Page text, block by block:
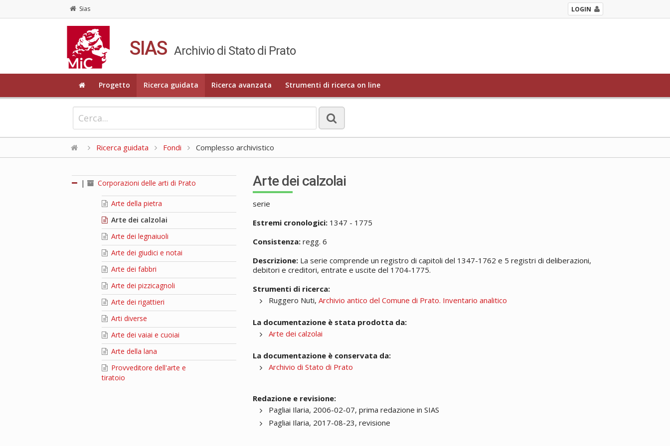
Sias LOGIN
SIAS Archivio di Stato di Prato
Progetto Ricerca guidata Ricerca avanzata Strumenti di ricerca on line
Ricerca guidata Fondi Complesso archivistico
| Corporazioni delle arti di Prato
Arte della pietra
Arte dei calzolai
Arte dei legnaiuoli
Arte dei giudici e notai
Arte dei fabbri
Arte dei pizzicagnoli
Arte dei rigattieri
Arti diverse
Arte dei vaiai e cuoiai
Arte della lana
Provveditore dell'arte e
tiratoio
Arte dei calzolai
serie
Estremi cronologici: 1347 - 1775
Consistenza: regg. 6
Descrizione: La serie comprende un registro di capitoli del 1347-1762 e 5 registri di deliberazioni,
debitori e creditori, entrate e uscite del 1704-1775.
Strumenti di ricerca:
Ruggero Nuti,Archivio antico del Comune di Prato. Inventario analitico
La documentazione è stata prodotta da:
Arte dei calzolai
La documentazione è conservata da:
Archivio di Stato di Prato
Redazione e revisione:
Pagliai Ilaria, 2006-02-07, prima redazione in SIAS
Pagliai Ilaria, 2017-08-23, revisione